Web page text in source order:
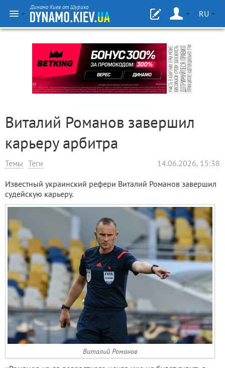
Динамо Киев от Шурика
RU
Виталий Романов завершил
карьеру арбитра
Темы Теги 14.06.2026, 15:38
Известный украинский рефери Виталий Романов завершил
судейскую карьеру.
Виталий Романов